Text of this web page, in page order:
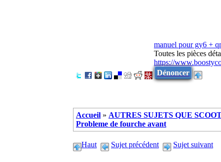
manuel pour gy6 +
Toutes les pièces
https://
Dénoncer
Accueil » AUTRES SUJETS QUE
Probleme de fourche avant
Haut Sujet précédent Sujet suivant